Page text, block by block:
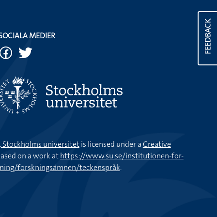
FEEDBACK
MEDIER
universitetis licensed under aCreative
on a work athttps://www.su.se/institutionen-for-
forskningsämnen/teckenspråk.